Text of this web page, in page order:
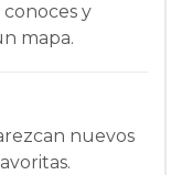
y
mapa.
nuevos